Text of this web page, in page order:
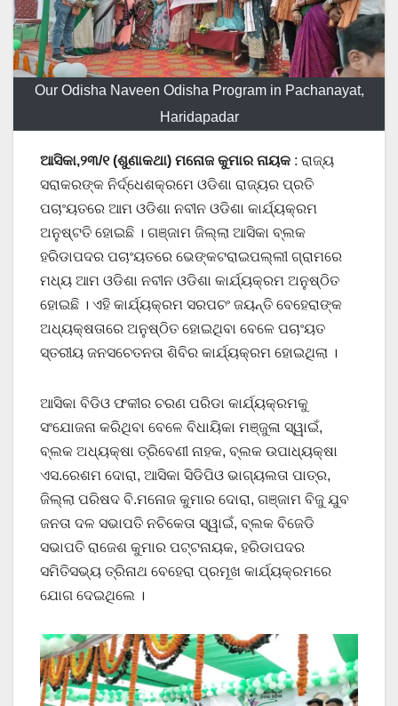
Our Odisha Naveen Odisha Program in Pachanayat,
Haridapadar
ଆସିକା,୨୩/୧ (ଶୁଣାକଥା) ମନୋଜ କୁମାର ନାୟକ : ରାଜ୍ୟ
ସରାକରଙ୍କ ନିର୍ଦ୍ଧେଶକ୍ରମେ ଓଡିଶା ରାଜ୍ୟର ପ୍ରତି
ପଚାଂୟତରେ ଆମ ଓଡିଶା ନବୀନ ଓଡିଶା କାର୍ଯ୍ୟକ୍ରମ
ଅନୁଷ୍ଟତି ହୋଇଛି । ଗଞ୍ଜାମ ଜିଲ୍ଲା ଆସିକା ବ୍ଲକ
ହରିଡାପଦର ପଚାଂୟତରେ ଭେଙ୍କଟରାଇପଲ୍ଲୀ ଗ୍ରାମରେ
ମଧ୍ୟ ଆମ ଓଡିଶା ନବୀନ ଓଡିଶା କାର୍ଯ୍ୟକ୍ରମ ଅନୁଷ୍ଠିତ
ହୋଇଛି । ଏହି କାର୍ଯ୍ୟକ୍ରମ ସରପଚଂ ଜୟନ୍ତି ବେହେରାଙ୍କ
ଅଧ୍ୟକ୍ଷତାରେ ଅନୁଷ୍ଠିତ ହୋଇଥିବା ବେଳେ ପଚାଂୟତ
ସ୍ତରୀୟ ଜନସଚେତନତା ଶିବିର କାର୍ଯ୍ୟକ୍ରମ ହୋଇଥିଲା ।
ଆସିକା ବିଡିଓ ଫକୀର ଚରଣ ପରିଡା କାର୍ଯ୍ୟକ୍ରମକୁ
ସଂଯୋଜନା କରିଥିବା ବେଳେ ବିଧାୟିକା ମଞ୍ଜୁଳା ସ୍ୱାଇଁ,
ବ୍ଲକ ଅଧ୍ୟକ୍ଷା ତ୍ରିବେଣୀ ନାହକ, ବ୍ଲକ ଉପାଧ୍ୟକ୍ଷା
ଏସ.ରେଶମ ଦୋରା, ଆସିକା ସିଡିପିଓ ଭାଗ୍ୟଲତା ପାତ୍ର,
ଜିଲ୍ଲା ପରିଷଦ ବି.ମନୋଜ କୁମାର ଦୋରା, ଗଞ୍ଜାମ ବିଜୁ ଯୁବ
ଜନତା ଦଳ ସଭାପତି ନଚିକେତା ସ୍ୱାଇଁ, ବ୍ଲକ ବିଜେଡି
ସଭାପତି ରାଜେଶ କୁମାର ପଟ୍ଟନାୟକ, ହରିଡାପଦର
ସମିତିସଭ୍ୟ ତ୍ରିନାଥ ବେହେରା ପ୍ରମୂଖ କାର୍ଯ୍ୟକ୍ରମରେ
ଯୋଗ ଦେଇଥିଲେ ।